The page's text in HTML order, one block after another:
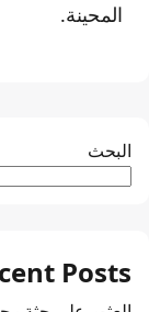
المحينة.
البحث
Posts